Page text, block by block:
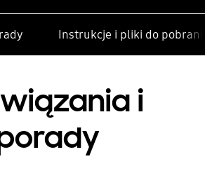
Instrukcje i pliki do
i